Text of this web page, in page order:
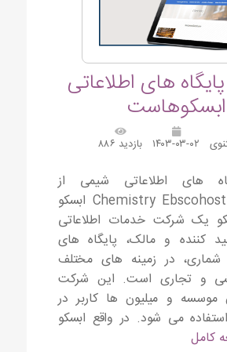
های اطلاعاتی
۱۴۰۳-۰۳-۰۲ بازدید ۸۸۶
های اطلاعاتی شیمی از
ابسکوهاست Chemistry Ebscohost ابسکو
یک شرکت خدمات اطلاعاتی
کننده و مالک، پایگاه های
شماری، در زمینه های مختلف
و تجاری است. این شرکت
موسسه و میلیون ها کاربر در
می شود. در واقع ابسکو
کامل